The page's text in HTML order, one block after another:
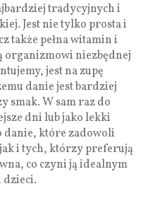
tradycyjnych i
Jest nie tylko prosta i
także pełna witamin i
organizmowi niezbędnej
jest na zupę
danie jest bardziej
smak. W sam raz do
dni lub jako lekki
danie, które zadowoli
i tych, którzy preferują
co czyni ją idealnym
dzieci.